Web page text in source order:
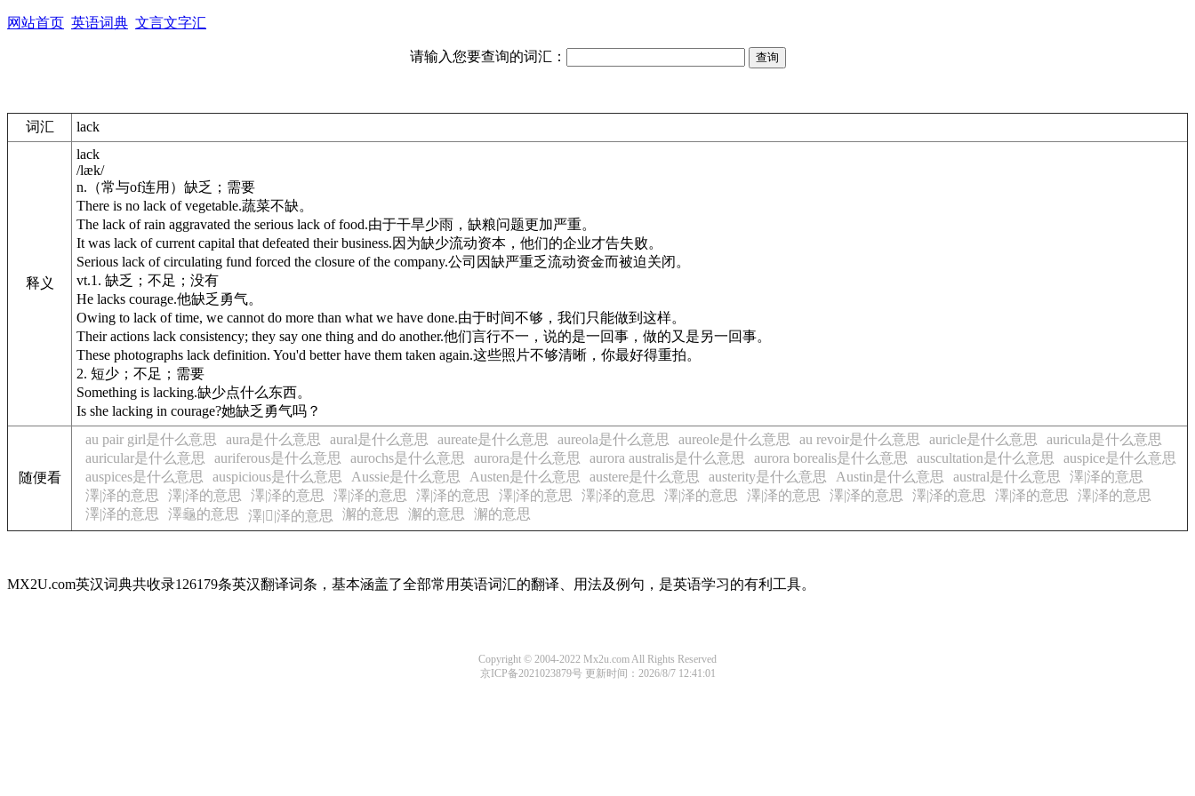
网站首页 英语词典 文言文字汇
请输入您要查询的词汇：
词汇 lack
释义
lack
/læk/
n. （常与of连用）缺乏；需要
There is no lack of vegetable.蔬菜不缺。
The lack of rain aggravated the serious lack of food.由于干旱少雨，缺粮问题更加严重。
It was lack of current capital that defeated their business.因为缺少流动资本，他们的企业才告失败。
Serious lack of circulating fund forced the closure of the company.公司因缺严重乏流动资金而被迫关闭。
vt.1. 缺乏；不足；没有
He lacks courage.他缺乏勇气。
Owing to lack of time, we cannot do more than what we have done.由于时间不够，我们只能做到这样。
Their actions lack consistency; they say one thing and do another.他们言行不一，说的是一回事，做的又是另一回事。
These photographs lack definition. You'd better have them taken again.这些照片不够清晰，你最好得重拍。
2. 短少；不足；需要
Something is lacking.缺少点什么东西。
Is she lacking in courage?她缺乏勇气吗？
随便看
au pair girl是什么意思 aura是什么意思 aural是什么意思 aureate是什么意思 aureola是什么意思 aureole是什么意思 au revoir是什么意思 auricle是什么意思
auricula是什么意思
auricular是什么意思
auriferous是什么意思 aurochs是什么意思 aurora是什么意思 aurora australis是什么意思 aurora borealis是什么意思 auscultation是什么意思
auspice是什么意思
auspices是什么意思
auspicious是什么意思 Aussie是什么意思 Austen是什么意思 austere是什么意思 austerity是什么意思 Austin是什么意思 austral是什么意思
澤|泽的意思
澤|泽的意思
澤|泽的意思 澤|泽的意思 澤|泽的意思 澤|泽的意思 澤|泽的意思 澤|泽的意思 澤|泽的意思 澤|泽的意思 澤|泽的意思 澤|泽的意思 澤|泽的意思
澤|泽的意思
澤|泽的意思
澤龜的意思 澤|𤀎|泽的意思 澥的意思 澥的意思 澥的意思
MX2U.com英汉词典共收录126179条英汉翻译词条，基本涵盖了全部常用英语词汇的翻译、用法及例句，是英语学习的有利工具。
Copyright © 2004-2022 Mx2u.com All Rights Reserved
京ICP备2021023879号 更新时间：2026/8/7 12:41:01